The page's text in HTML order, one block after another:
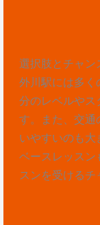
選択肢とチャン
外川駅には多く
分のレベルやス
す。また、交通
いやすいのも
ベースレッスン
スンを受けるチ